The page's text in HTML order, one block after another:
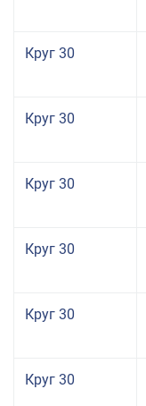
Круг 30
Круг 30
Круг 30
Круг 30
Круг 30
Круг 30